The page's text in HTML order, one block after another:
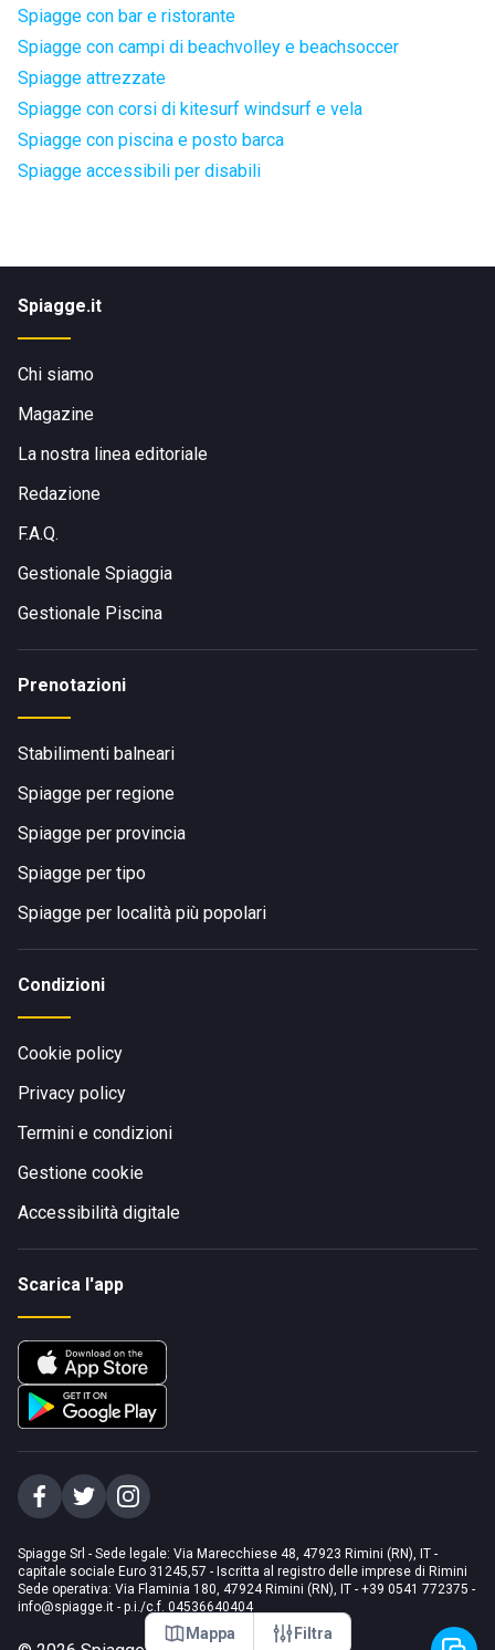
Mappa Filtra
Spiagge con bar e ristorante
Spiagge con campi di beachvolley e beachsoccer
Spiagge attrezzate
Spiagge con corsi di kitesurf windsurf e vela
Spiagge con piscina e posto barca
Spiagge accessibili per disabili
Spiagge.it
Chi siamo
Magazine
La nostra linea editoriale
Redazione
F.A.Q.
Gestionale Spiaggia
Gestionale Piscina
Prenotazioni
Stabilimenti balneari
Spiagge per regione
Spiagge per provincia
Spiagge per tipo
Spiagge per località più popolari
Condizioni
Cookie policy
Privacy policy
Termini e condizioni
Gestione cookie
Accessibilità digitale
Scarica l'app
Spiagge Srl - Sede legale: Via Marecchiese 48, 47923 Rimini (RN), IT -
capitale sociale Euro 31245,57 - Iscritta al registro delle imprese di Rimini
Sede operativa: Via Flaminia 180, 47924 Rimini (RN), IT - +39 0541 772375 -
info@spiagge.it - p.i./c.f. 04536640404